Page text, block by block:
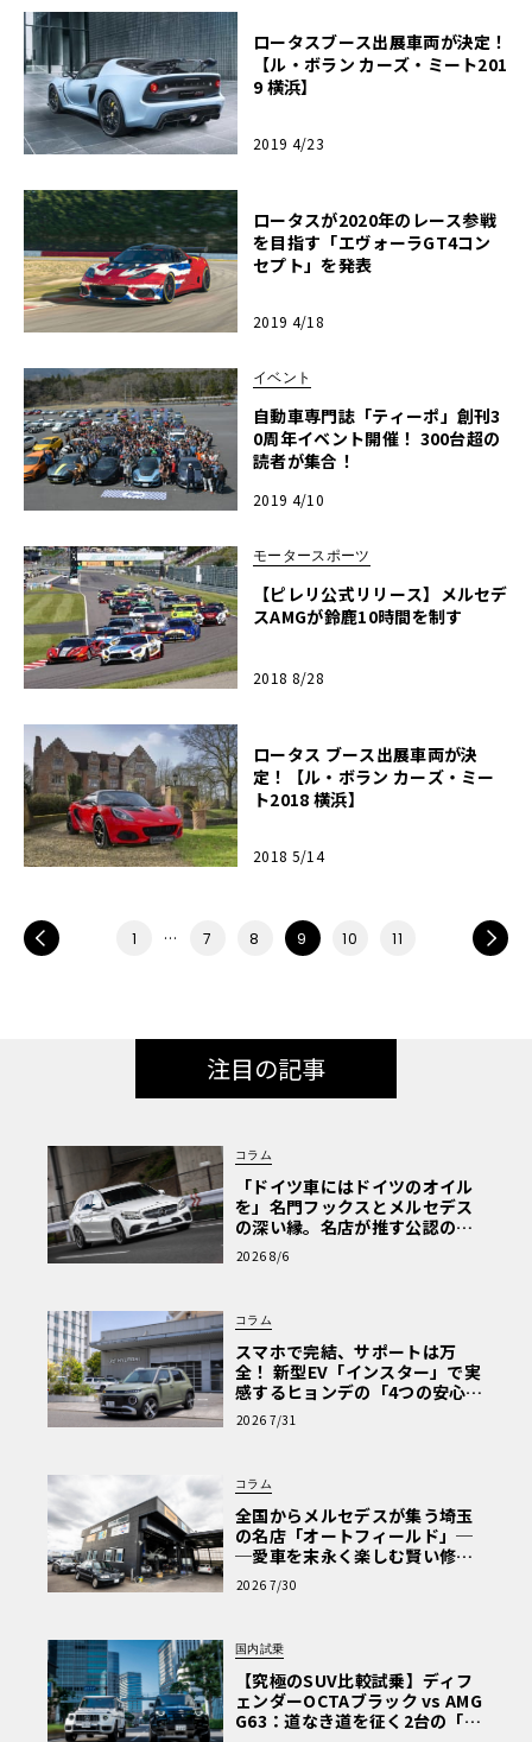
ロータスブース出展車両が決定！
【ル・ボラン カーズ・ミート201
9 横浜】
2019 4/23
ロータスが2020年のレース参戦
を目指す「エヴォーラGT4コン
セプト」を発表
2019 4/18
イベント
自動車専門誌「ティーポ」創刊3
0周年イベント開催！ 300台超の
読者が集合！
2019 4/10
モータースポーツ
【ピレリ公式リリース】メルセデ
スAMGが鈴鹿10時間を制す
2018 8/28
ロータス ブース出展車両が決
定！【ル・ボラン カーズ・ミー
ト2018 横浜】
2018 5/14
1 … 7 8 9 10 11
注目の記事
コラム
「ドイツ車にはドイツのオイル
を」名門フックスとメルセデス
の深い縁。名店が推す公認の安
心と、Cクラスで味わうシルキー
な走り〈PR〉
2026 8/6
コラム
スマホで完結、サポートは万
全！ 新型EV「インスター」で実
感するヒョンデの「4つの安心」
【第1回・ヒョンデ6つの疑問：
Why? Hyundai?】〈PR〉
2026 7/31
コラム
全国からメルセデスが集う埼玉
の名店「オートフィールド」─
─愛車を末永く楽しむ賢い修理
術と、プロがフックス製オイル
を選ぶ理由〈PR〉
2026 7/30
国内試乗
【究極のSUV比較試乗】ディフ
ェンダーOCTAブラック vs AMG
G63：道なき道を征く2台の「対